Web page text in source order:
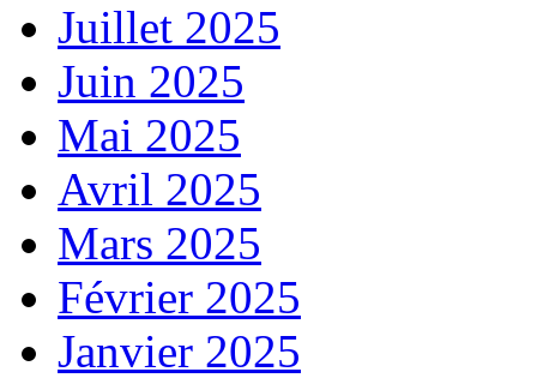
Juillet 2025
Juin 2025
Mai 2025
Avril 2025
Mars 2025
Février 2025
Janvier 2025